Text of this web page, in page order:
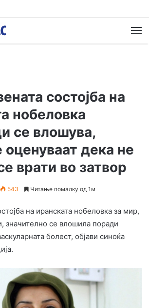
состојба на
нобеловка
се влошува,
оценуваат дека не
врати во затвор
543 Читање помалку од 1м
на иранската нобеловка за мир,
значително се влошила поради
болест, објави синоќа